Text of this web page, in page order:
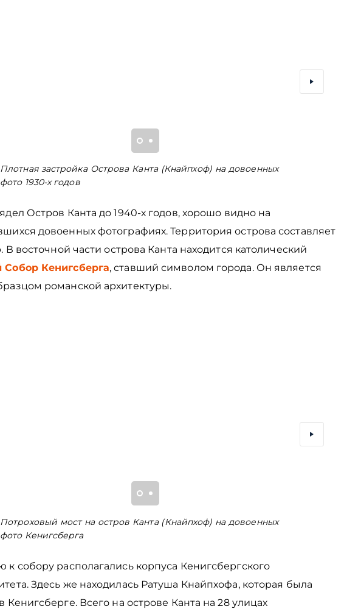
Плотная застройка Острова Канта (Кнайпхоф) на довоенных
фото 1930-х годов
Остров Канта до 1940-х годов, хорошо видно на
довоенных фотографиях. Территория острова составляет
В восточной части острова Канта находится католический
Собор Кенигсберга, ставший символом города. Он является
романской архитектуры.
Потроховый мост на остров Канта (Кнайпхоф) на довоенных
фото Кенигсберга
к собору располагались корпуса Кенигсбергского
Здесь же находилась Ратуша Кнайпхофа, которая была
Кенигсберге. Всего на острове Канта на 28 улицах